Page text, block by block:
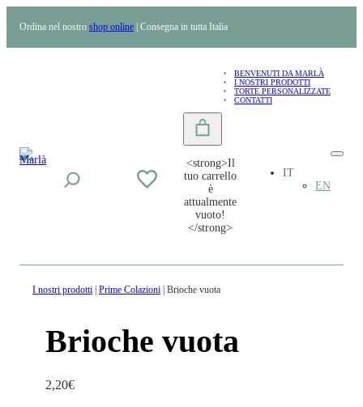
Ordina nel nostro shop online | Consegna in tutta Italia
BENVENUTI DA MARLÀ
I NOSTRI PRODOTTI
TORTE PERSONALIZZATE
CONTATTI
<strong>Il
tuo carrello
è
attualmente
vuoto!
</strong>
IT
EN
I nostri prodotti Prime Colazioni | Brioche vuota
Brioche vuota
2,20€